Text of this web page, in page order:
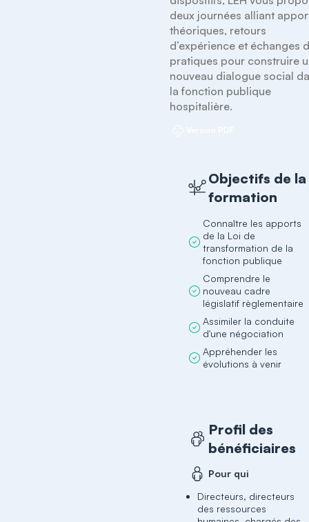
deux journées alliant
théoriques, retours
d’expérience et échanges
pratiques pour construire
nouveau dialogue social
la fonction publique
hospitalière.
Objectifs de la
formation
Connaître les apports
de la Loi de
transformation de la
fonction publique
Comprendre le
nouveau cadre
législatif règlementaire
Assimiler la conduite
d'une négociation
Appréhender les
évolutions à venir
Profil des
bénéficiaires
Pour qui
Directeurs, directeurs
des ressources